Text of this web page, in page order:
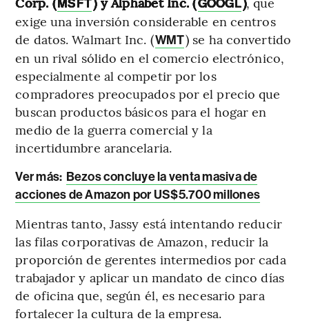
MSFT GOOGL
exige una inversión considerable en centros
de datos. Walmart Inc. (WMT) se ha convertido
en un rival sólido en el comercio electrónico,
especialmente al competir por los
compradores preocupados por el precio que
buscan productos básicos para el hogar en
medio de la guerra comercial y la
incertidumbre arancelaria.
Ver más: Bezos concluye la venta masiva de
acciones de Amazon por US$5.700 millones
Mientras tanto, Jassy está intentando reducir
las filas corporativas de Amazon, reducir la
proporción de gerentes intermedios por cada
trabajador y aplicar un mandato de cinco días
de oficina que, según él, es necesario para
fortalecer la cultura de la empresa.